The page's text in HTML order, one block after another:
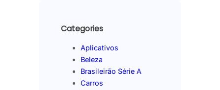
Categories
Aplicativos
Beleza
Brasileirão Série A
Carros